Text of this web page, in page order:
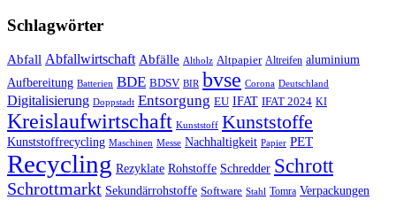
Schlagwörter
Abfall Abfallwirtschaft Abfälle Altholz Altpapier Altreifen aluminium
Aufbereitung Batterien BDE BDSV BIR bvse Corona Deutschland
Digitalisierung Doppstadt Entsorgung EU IFAT IFAT 2024 KI
Kreislaufwirtschaft Kunststoff Kunststoffe
Kunststoffrecycling Maschinen Messe Nachhaltigkeit Papier PET
Recycling Rezyklate Rohstoffe Schredder Schrott
Schrottmarkt Sekundärrohstoffe Software Stahl Tomra Verpackungen